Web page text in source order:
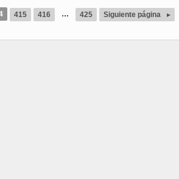
415 416 … 425 Siguiente página ▸